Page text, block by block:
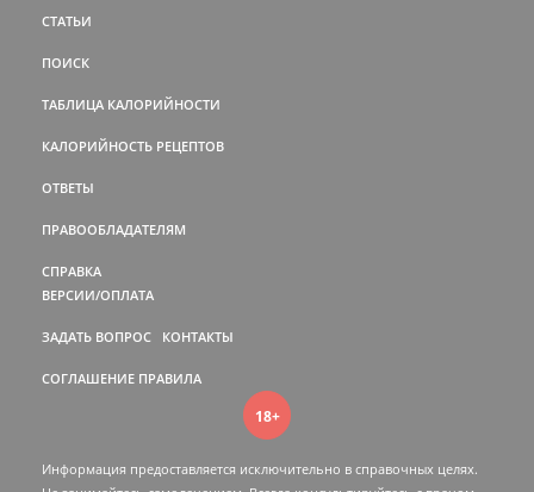
СТАТЬИ
ПОИСК
ТАБЛИЦА КАЛОРИЙНОСТИ
КАЛОРИЙНОСТЬ РЕЦЕПТОВ
ОТВЕТЫ
ПРАВООБЛАДАТЕЛЯМ
СПРАВКА
ВЕРСИИ/ОПЛАТА
ЗАДАТЬ ВОПРОС КОНТАКТЫ
СОГЛАШЕНИЕ ПРАВИЛА
18+
Информация предоставляется исключительно в справочных целях.